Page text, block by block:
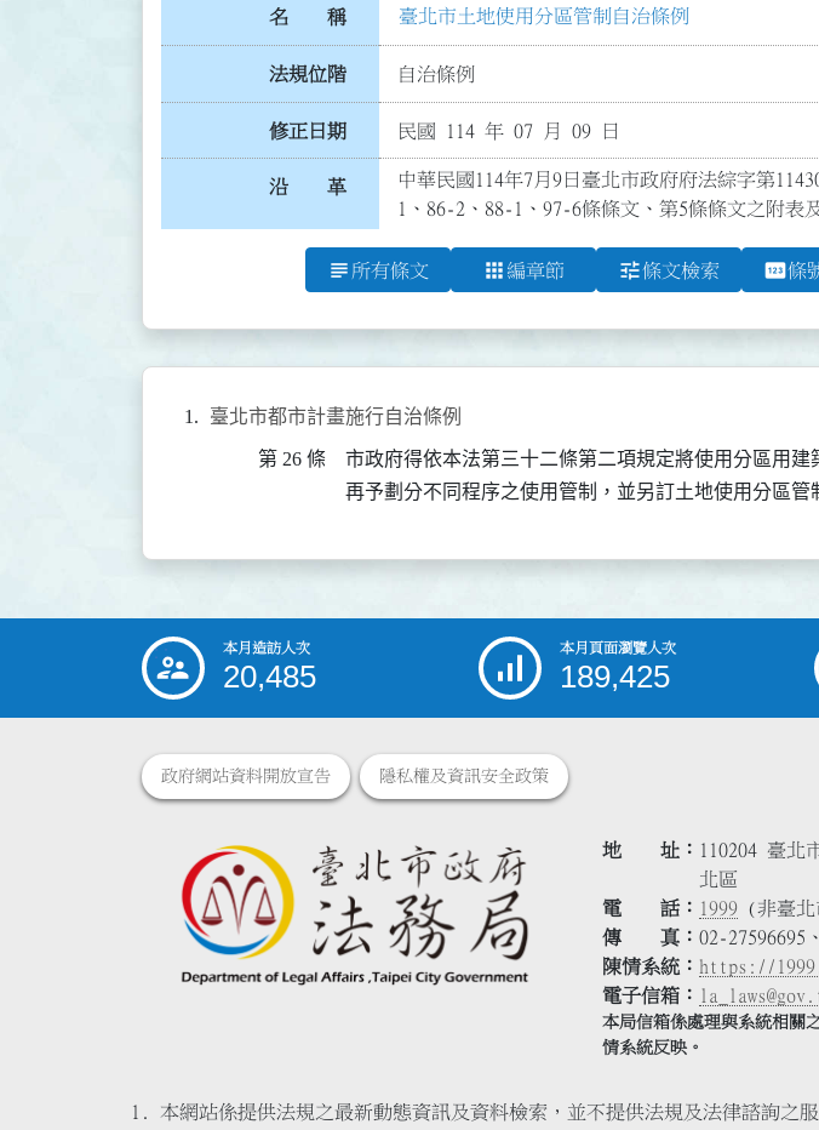
名 稱 臺北市土地使用分區管制自治條例
法規位階 自治條例
修正日期 民國 114 年 07 月 09 日
沿 革
中華民國114年7月9日臺北市政府府法綜字第
1、86-2、88-1、97-6條條文、第5條條文之附表
subject 所有條文 apps 編章節 tune條文檢索 pin條
臺北市都市計畫施行自治條例
第 26 條
市政府得依本法第三十二條第二項規定將使用分區用建
再予劃分不同程序之使用管制，並另訂土地使用分區管
::: 本月造訪人次
20,485
本月頁面瀏覽人次
189,425
政府網站資料開放宣告 隱私權及資訊安全政策
地 址
110204 臺北
北區
電 話
1999 (非臺北
傳 真
02-27596695
陳情系統
https://
電子信箱
本局信箱係處理與系統相關
情系統反映。
本網站係提供法規之最新動態資訊及資料檢索，並不提供法規及法律諮詢之